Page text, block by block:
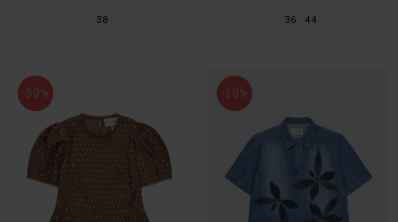
38 36 44
-50% -50%